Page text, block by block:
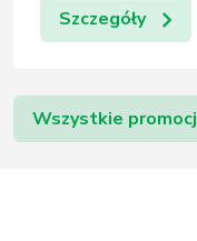
Szczegóły
Wszystkie